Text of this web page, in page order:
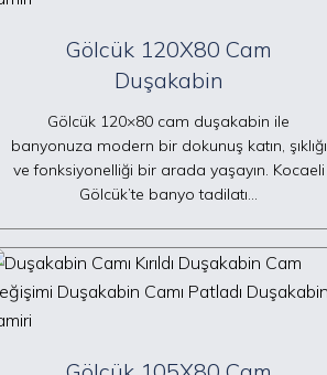
Gölcük 120X80 Cam
Duşakabin
Gölcük 120×80 cam duşakabin ile
banyonuza modern bir dokunuş katın, şıklığı
ve fonksiyonelliği bir arada yaşayın. Kocaeli
Gölcük’te banyo tadilatı…